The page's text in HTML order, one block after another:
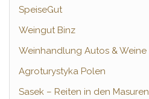
SpeiseGut
Weingut Binz
Weinhandlung Autos & Weine
Agroturystyka Polen
Sasek – Reiten in den Masuren